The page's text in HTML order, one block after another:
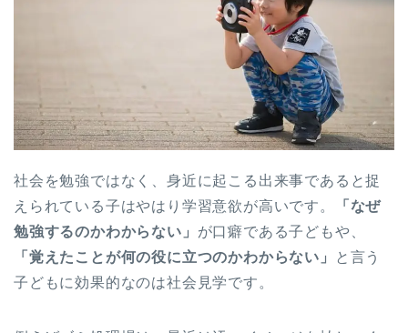
社会を勉強ではなく、身近に起こる出来事であると捉
えられている子はやはり学習意欲が高いです。
「なぜ
勉強するのかわからない」 が口癖である子どもや、
「覚えたことが何の役に立つのかわからない」
と言う
子どもに効果的なのは社会見学です。